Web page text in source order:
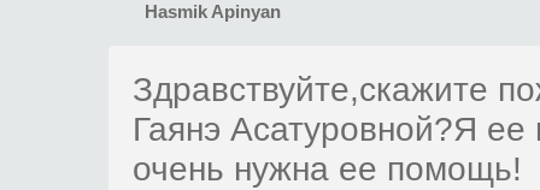
Hasmik Apinyan
Здравствуйте,скажите
Гаянэ Асатуровной?Я
очень нужна ее помощь!